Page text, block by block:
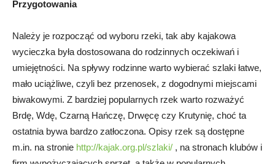
Przygotowania
Należy je rozpocząć od wyboru rzeki, tak aby kajakowa
wycieczka była dostosowana do rodzinnych oczekiwań i
umiejętności. Na spływy rodzinne warto wybierać szlaki łatwe,
mało uciążliwe, czyli bez przenosek, z dogodnymi miejscami
biwakowymi. Z bardziej popularnych rzek warto rozważyć
Brdę, Wdę, Czarną Hańczę, Drwęcę czy Krutynię, choć ta
ostatnia bywa bardzo zatłoczona. Opisy rzek są dostępne
m.in. na stronie http://kajak.org.pl/szlaki/ , na stronach klubów i